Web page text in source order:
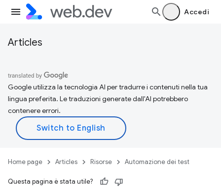
Accedi
Articles
Google utilizza la tecnologia AI per tradurre i contenuti nella tua
lingua preferita. Le traduzioni generate dall'AI potrebbero
contenere errori.
Home page Articles Risorse Automazione dei test
Questa pagina è stata utile?